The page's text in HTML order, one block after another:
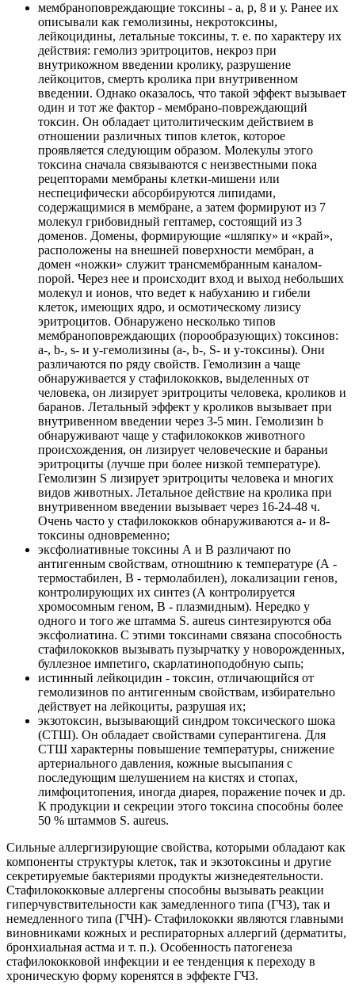
мембраноповреждающие токсины - а, р, 8 и у. Ранее их
описывали как гемолизины, некротоксины,
лейкоцидины, летальные токсины, т. е. по характеру их
действия: гемолиз эритроцитов, некроз при
внутрикожном введении кролику, разрушение
лейкоцитов, смерть кролика при внутривенном
введении. Однако оказалось, что такой эффект вызывает
один и тот же фактор - мембрано-повреждающий
токсин. Он обладает цитолитическим действием в
отношении различных типов клеток, которое
проявляется следующим образом. Молекулы этого
токсина сначала связываются с неизвестными пока
рецепторами мембраны клетки-мишени или
неспецифически абсорбируются липидами,
содержащимися в мембране, а затем формируют из 7
молекул грибовидный гептамер, состоящий из 3
доменов. Домены, формирующие «шляпку» и «край»,
расположены на внешней поверхности мембран, а
домен «ножки» служит трансмембранным каналом-
порой. Через нее и происходит вход и выход небольших
молекул и ионов, что ведет к набуханию и гибели
клеток, имеющих ядро, и осмотическому лизису
эритроцитов. Обнаружено несколько типов
мембраноповреждающих (порообразующих) токсинов:
а-, b-, s- и у-гемолизины (а-, b-, S- и у-токсины). Они
различаются по ряду свойств. Гемолизин а чаще
обнаруживается у стафилококков, выделенных от
человека, он лизирует эритроциты человека, кроликов и
баранов. Летальный эффект у кроликов вызывает при
внутривенном введении через 3-5 мин. Гемолизин b
обнаруживают чаще у стафилококков животного
происхождения, он лизирует человеческие и бараньи
эритроциты (лучше при более низкой температуре).
Гемолизин S лизирует эритроциты человека и многих
видов животных. Летальное действие на кролика при
внутривенном введении вызывает через 16-24-48 ч.
Очень часто у стафилококков обнаруживаются а- и 8-
токсины одновременно;
эксфолиативные токсины А и В различают по
антигенным свойствам, отношtнию к температуре (А -
термостабилен, В - термолабилен), локализации генов,
контролирующих их синтез (А контролируется
хромосомным геном, В - плазмидным). Нередко у
одного и того же штамма S. aureus синтезируются оба
эксфолиатина. С этими токсинами связана способность
стафилококков вызывать пузырчатку у новорожденных,
буллезное импетиго, скарлатиноподобную сыпь;
истинный лейкоцидин - токсин, отличающийся от
гемолизинов по антигенным свойствам, избирательно
действует на лейкоциты, разрушая их;
экзотоксин, вызывающий синдром токсического шока
(СТШ). Он обладает свойствами суперантигена. Для
СТШ характерны повышение температуры, снижение
артериального давления, кожные высыпания с
последующим шелушением на кистях и стопах,
лимфоцитопения, иногда диарея, поражение почек и др.
К продукции и секреции этого токсина способны более
50 % штаммов S. aureus.
Сильные аллергизирующие свойства, которыми обладают как
компоненты структуры клеток, так и экзотоксины и другие
секретируемые бактериями продукты жизнедеятельности.
Стафилококковые аллергены способны вызывать реакции
гиперчувствительности как замедленного типа (ГЧЗ), так и
немедленного типа (ГЧН)- Стафилококки являются главными
виновниками кожных и респираторных аллергий (дерматиты,
бронхиальная астма и т. п.). Особенность патогенеза
стафилококковой инфекции и ее тенденция к переходу в
хроническую форму коренятся в эффекте ГЧЗ.